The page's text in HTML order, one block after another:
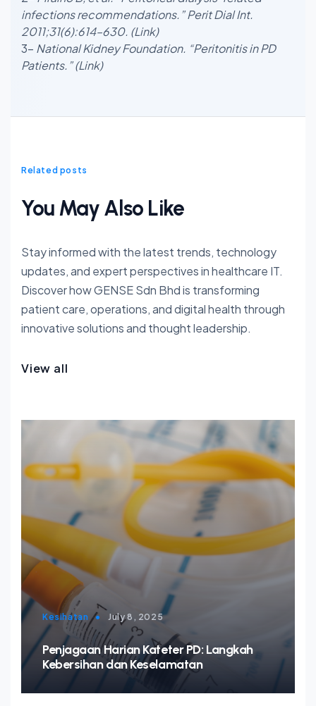
infections recommendations.” Perit Dial Int.
2011;31(6):614–630. (Link)
3- National Kidney Foundation. “Peritonitis in PD
Patients.”(Link)
Related posts
You May Also Like
Stay informed with the latest trends, technology
updates, and expert perspectives in healthcare IT.
Discover how GENSE Sdn Bhd is transforming
patient care, operations, and digital health through
innovative solutions and thought leadership.
View all
Kesihatan • July 8, 2025
Penjagaan Harian Kateter PD: Langkah
Kebersihan dan Keselamatan